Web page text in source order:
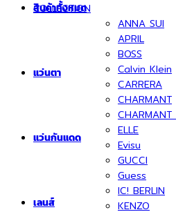
สินค้าทั้งหมด
แว่นตา
แว่นกันแดด
เลนส์
COLLECTION
ANNA SUI
APRIL
BOSS
Calvin Klein
CARRERA
CHARMANT
ELLE
Evisu
GUCCI
Guess
IC! BERLIN
KENZO